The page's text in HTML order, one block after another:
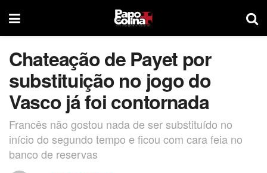
Chateação de Payet por
substituição no jogo do
Vasco já foi contornada
Francês não gostou nada de ser substituído no
início do segundo tempo e ficou com cara feia no
banco de reservas